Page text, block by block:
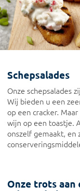
Schepsalades
Onze schepsalades
Wij bieden u een
op een cracker.
wijn op een toastje.
onszelf gemaakt, en
Onze trots aan